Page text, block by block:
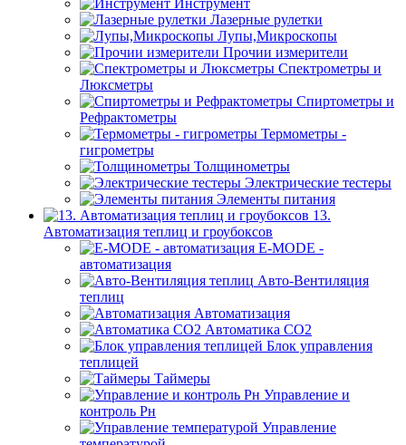
Инструмент
Лазерные рулетки
Лупы,Микроскопы
Прочии измерители
Спектрометры и
Люксметры
Спиртометры и
Рефрактометры
Термометры -
гигрометры
Толщинометры
Электрические тестеры
Элементы питания
13.
Автоматизация теплиц и гроубоксов
E-MODE -
автоматизация
Авто-Вентиляция
теплиц
Автоматизация
Автоматика СО2
Блок управления
теплицей
Таймеры
Управление и
контроль Рн
Управление